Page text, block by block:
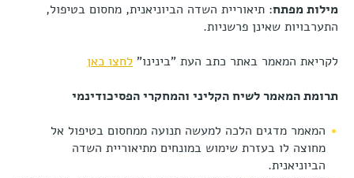
מילות מפתח: תיאוריית השדה הביוניאנית, מחסום בטיפול,
התערבויות שאינן פרשניות.
לקריאת המאמר באתר כתב העת "בינינו" לחצו כאן
תרומת המאמר לשיח הקליני והמחקרי הפסיכודינמי
המאמר מדגים הלכה למעשה תנועה ממחסום בטיפול אל
מחוצה לו בעזרת שימוש במונחים מתיאוריית השדה
הביוניאנית.